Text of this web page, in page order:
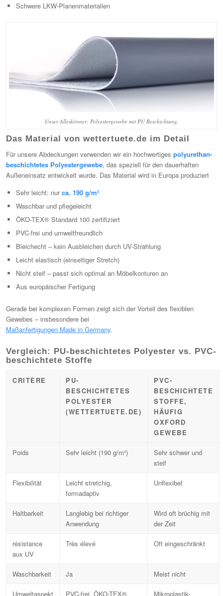
Schwere LKW-Planenmaterialien
Unser Alleskönner: Polyestergewebe mit PU Beschichtung.
Das Material von wettertuete.de im Detail
Für unsere Abdeckungen verwenden wir ein hochwertiges polyurethan-
beschichtetes Polyestergewebe, das speziell für den dauerhaften
Außeneinsatz entwickelt wurde. Das Material wird in Europa produziert
Sehr leicht: nurca. 190 g/m²
Waschbar und pflegeleicht
ÖKO-TEX® Standard 100 zertifiziert
PVC-frei und umweltfreundlich
Bleichecht – kein Ausbleichen durch UV-Strahlung
Leicht elastisch (einseitiger Stretch)
Nicht steif – passt sich optimal an Möbelkonturen an
Aus europäischer Fertigung
Gerade bei komplexen Formen zeigt sich der Vorteil des flexiblen
Gewebes – insbesondere bei
Maßanfertigungen Made in Germany.
Vergleich: PU-beschichtetes Polyester vs. PVC-
beschichtete Stoffe
CRITÈRE
PU-
BESCHICHTETES
POLYESTER
(WETTERTUETE.DE)
PVC-
BESCHICHTETE
STOFFE,
HÄUFIG
OXFORD
GEWEBE
Poids Sehr leicht (190 g/m²)
Sehr schwer und
steif
Flexibilität
Leicht stretchig,
formadaptiv
Unflexibel
Haltbarkeit
Langlebig bei richtiger
Anwendung
Wird oft brüchig mit
der Zeit
résistance
aux UV
Très élevé Oft eingeschränkt
Waschbarkeit Ja Meist nicht
Umweltaspekt PVC-frei, ÖKO-TEX® Mikroplastik-